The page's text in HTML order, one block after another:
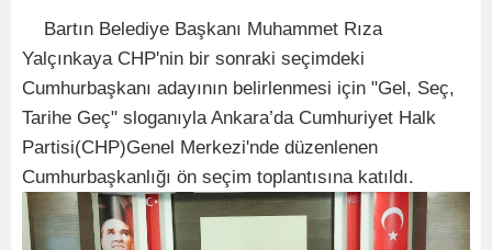
Bartın Belediye Başkanı Muhammet Rıza
Yalçınkaya CHP'nin bir sonraki seçimdeki
Cumhurbaşkanı adayının belirlenmesi için "Gel, Seç,
Tarihe Geç" sloganıyla Ankara’da Cumhuriyet Halk
Partisi(CHP)Genel Merkezi'nde düzenlenen
Cumhurbaşkanlığı ön seçim toplantısına katıldı.